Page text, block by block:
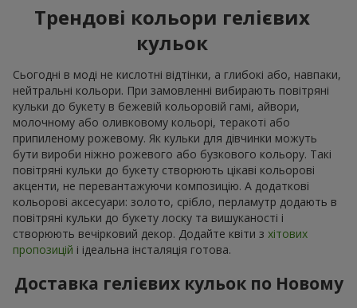
Трендові кольори гелієвих
кульок
Сьогодні в моді не кислотні відтінки, а глибокі або, навпаки,
нейтральні кольори. При замовленні вибирають повітряні
кульки до букету в бежевій кольоровій гамі, айвори,
молочному або оливковому кольорі, теракоті або
припиленому рожевому. Як кульки для дівчинки можуть
бути вироби ніжно рожевого або бузкового кольору. Такі
повітряні кульки до букету створюють цікаві кольорові
акценти, не перевантажуючи композицію. А додаткові
кольорові аксесуари: золото, срібло, перламутр додають в
повітряні кульки до букету лоску та вишуканості і
створюють вечірковий декор. Додайте квіти з хітових
пропозицій і ідеальна інсталяція готова.
Доставка гелієвих кульок по Новому